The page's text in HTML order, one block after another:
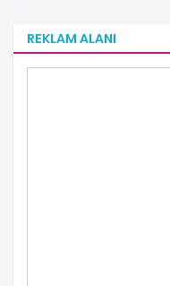
REKLAM ALANI